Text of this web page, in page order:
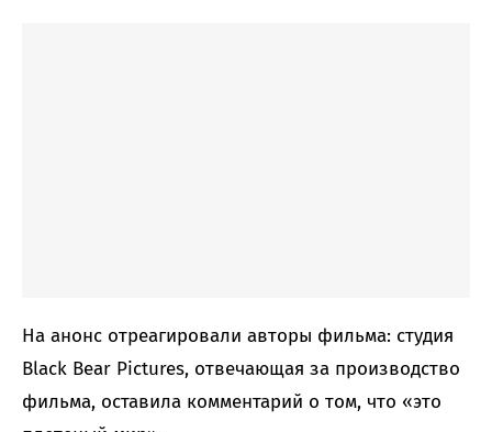
На анонс отреагировали авторы фильма: студия
Black Bear Pictures, отвечающая за производство
фильма, оставила комментарий о том, что «это